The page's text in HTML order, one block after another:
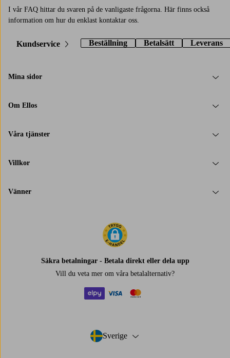
I vår FAQ hittar du svaren på de vanligaste frågorna. Här finns också
information om hur du enklast kontaktar oss.
Kundservice Beställning Betalsätt Leverans
Mina sidor
Om Ellos
Våra tjänster
Villkor
Vänner
Säkra betalningar - Betala direkt eller dela upp
Vill du veta mer om våra betalalternativ?
Sverige
- Välj land